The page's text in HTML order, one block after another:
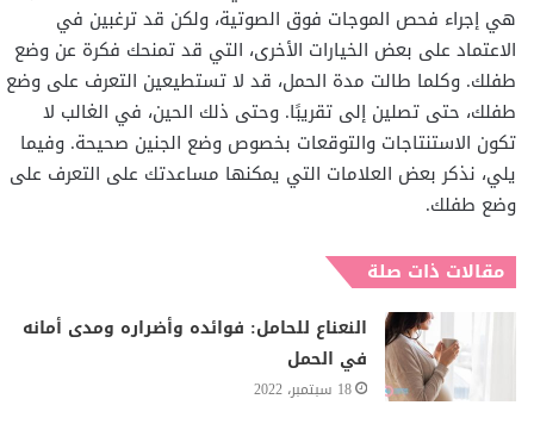
هي إجراء فحص الموجات فوق الصوتية، ولكن قد ترغبين في
الاعتماد على بعض الخيارات الأخرى، التي قد تمنحك فكرة عن وضع
طفلك. وكلما طالت مدة الحمل، قد لا تستطيعين التعرف على وضع
طفلك، حتى تصلين إلى تقريبًا. وحتى ذلك الحين، في الغالب لا
تكون الاستنتاجات والتوقعات بخصوص وضع الجنين صحيحة. وفيما
يلي، نذكر بعض العلامات التي يمكنها مساعدتك على التعرف على
وضع طفلك.
مقالات ذات صلة
النعناع للحامل: فوائده وأضراره ومدى أمانه
في الحمل
18 سبتمبر، 2022